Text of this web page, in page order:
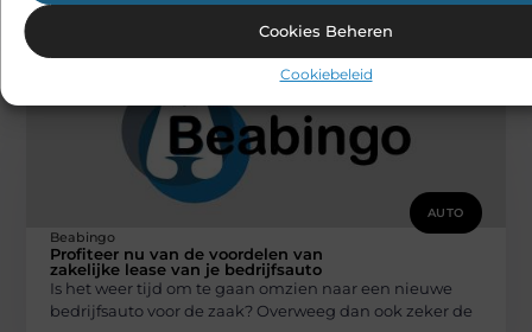
Cookies Beheren
Cookiebeleid
AUTO
Beabingo
Profiteer nu van de voordelen van
zakelijke lease van je bedrijfsauto
Is het weer tijd om te gaan omzien naar een nieuwe
bedrijfsauto voor de zaak? Overweeg dan ook zeker de